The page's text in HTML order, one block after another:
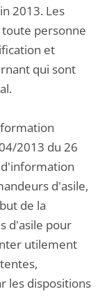
2013. Les
toute personne
et
qui sont
2013 du 26
d'asile,
de la
d'asile pour
utilement
les dispositions